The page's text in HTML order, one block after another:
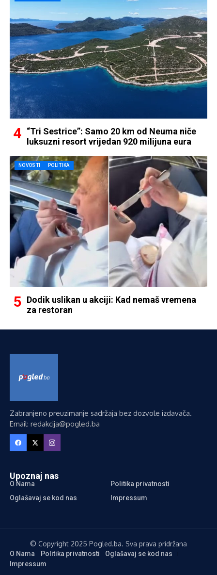
“Tri Sestrice”: Samo 20 km od Neuma niče
luksuzni resort vrijedan 920 milijuna eura
NOVOSTI POLITIKA
Dodik uslikan u akciji: Kad nemaš vremena
za restoran
Zabranjeno preuzimanje sadržaja bez dozvole izdavača.
Email: redakcija@pogled.ba
Upoznaj nas
O Nama
Politika privatnosti
Oglašavaj se kod nas
Impressum
© Copyright 2025 Pogled.ba. Sva prava pridržana
O Nama Politika privatnosti
Oglašavaj se kod nas
Impressum